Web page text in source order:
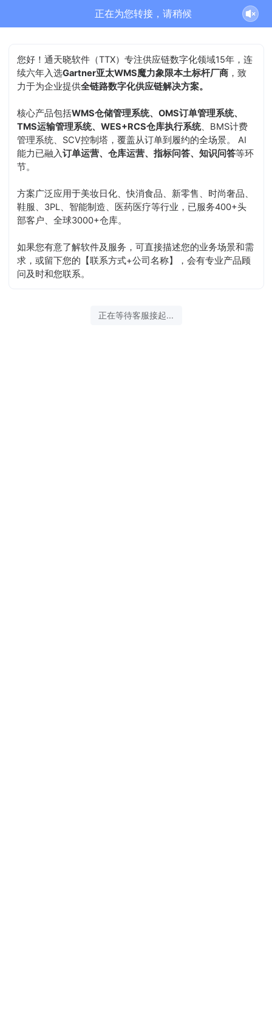
通天晓-售前客服正在为您服务
您好！通天晓软件（TTX）专注供应链数字化领域15年，连
续六年入选Gartner亚太WMS魔力象限本土标杆厂商 ，致
力于为企业提供全链路数字化供应链解决方案。
核心产品包括WMS仓储管理系统、OMS订单管理系统、
TMS运输管理系统、WES+RCS仓库执行系统、BMS计费
管理系统、SCV控制塔，覆盖从订单到履约的全场景。 AI
能力已融入订单运营、仓库运营、指标问答、知识问答等环
节。
方案广泛应用于美妆日化、快消食品、新零售、时尚奢品、
鞋服、3PL、智能制造、医药医疗等行业，已服务400+头
部客户、全球3000+仓库。
如果您有意了解软件及服务，可直接描述您的业务场景和需
求，或留下您的【联系方式+公司名称】，会有专业产品顾
问及时和您联系。
2026-08-07 14:06:58 开始沟通